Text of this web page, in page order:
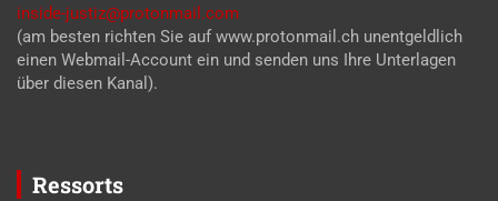
inside-justiz@protonmail.com
(am besten richten Sie auf www.protonmail.ch unentgeldlich
einen Webmail-Account ein und senden uns Ihre Unterlagen
über diesen Kanal).
Ressorts